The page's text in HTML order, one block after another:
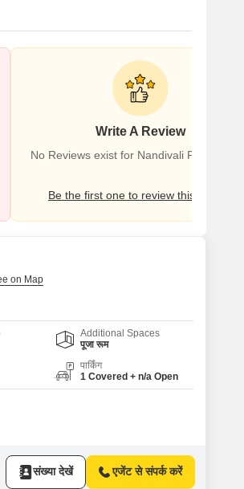
Write A Review
No Reviews exist for Nandivali
Be the first one to review this locality
Additional Spaces
पूजा रूम
पार्किंग
1 Covered + n/a Open
संख्या देखें एजेंट से संपर्क करें